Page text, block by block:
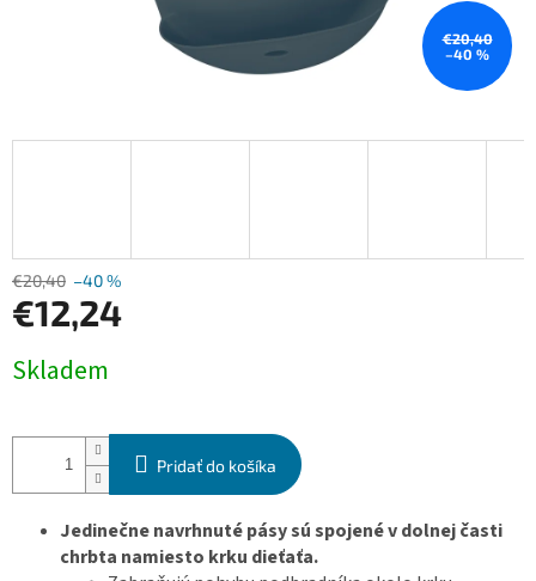
€20,40
–40 %
€20,40 –40 %
€12,24
cena:
Skladem
Pridať do košíka
Jedinečne navrhnuté pásy sú spojené v dolnej časti
chrbta namiesto krku dieťaťa.